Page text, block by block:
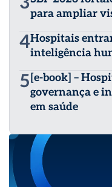
para ampliar
4Hospitais
inteligência
5 [e-book] –
governança e
em saúde